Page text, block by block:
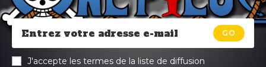
GO
J'accepte les termes de la liste de diffusion